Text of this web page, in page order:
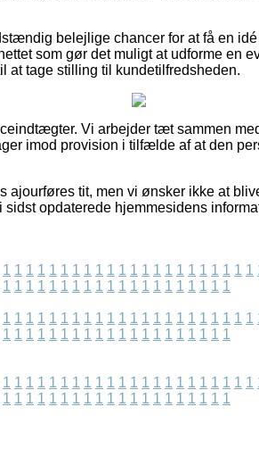
belejlige chancer for at få en
som gør det muligt at udforme en
at tage stilling til kundetilfredsheden.
Vi arbejder tæt sammen
imod provision i tilfælde af at den
ajourføres tit, men vi ønsker ikke at
opdaterede hjemmesidens
1 1 1 1 1 1 1 1 1 1 1 1 1 1 1 1 1 1 1 1 1 1
1 1 1 1 1 1 1 1 1 1 1 1 1 1 1 1 1 1 1 1
1 1 1 1 1 1 1 1 1 1 1 1 1 1 1 1 1 1 1 1 1 1
1 1 1 1 1 1 1 1 1 1 1 1 1 1 1 1 1 1 1 1
1 1 1 1 1 1 1 1 1 1 1 1 1 1 1 1 1 1 1 1 1 1
1 1 1 1 1 1 1 1 1 1 1 1 1 1 1 1 1 1 1 1